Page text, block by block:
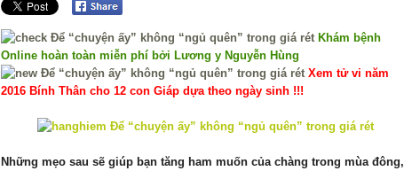
Khám bệnh
Online hoàn toàn miễn phí bởi Lương y Nguyễn Hùng
Xem tử vi năm
2016 Bính Thân cho 12 con Giáp dựa theo ngày sinh !!!
Những mẹo sau sẽ giúp bạn tăng ham muốn của chàng trong mùa đông,